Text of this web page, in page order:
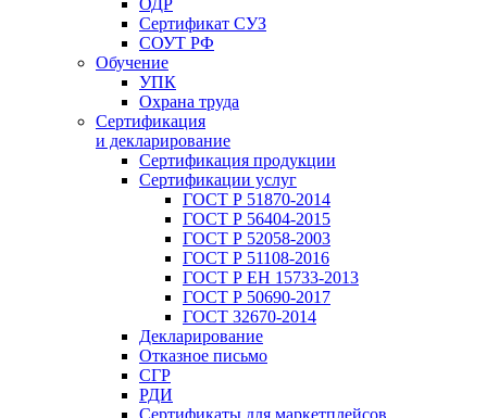
ОДР
Сертификат СУЗ
СОУТ РФ
Обучение
УПК
Охрана труда
Сертификация
и декларирование
Сертификация продукции
Сертификации услуг
ГОСТ Р 51870-2014
ГОСТ Р 56404-2015
ГОСТ Р 52058-2003
ГОСТ Р 51108-2016
ГОСТ Р ЕН 15733-2013
ГОСТ Р 50690-2017
ГОСТ 32670-2014
Декларирование
Отказное письмо
СГР
РДИ
Сертификаты для маркетплейсов